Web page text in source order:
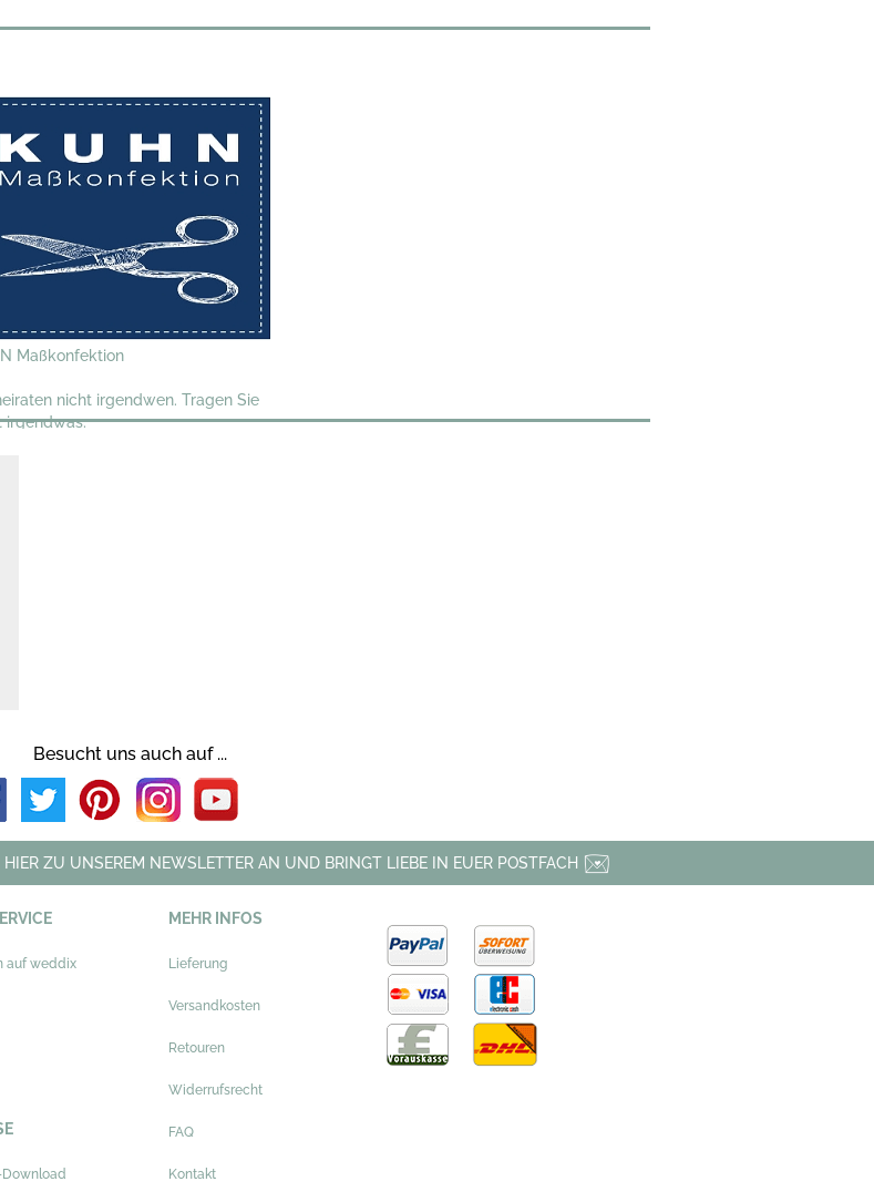
Maßkonfektion
nicht irgendwen. Tragen Sie
irgendwas.
Besucht uns auch auf ...
ZU UNSEREM NEWSLETTER AN UND BRINGT LIEBE IN EUER POSTFACH
auf weddix
Download
MEHR INFOS
Lieferung
Versandkosten
Retouren
Widerrufsrecht
FAQ
Kontakt